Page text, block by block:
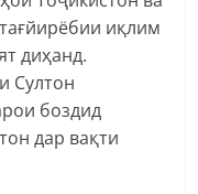
иқлим
диҳанд.
Султон
боздид
дар вақти